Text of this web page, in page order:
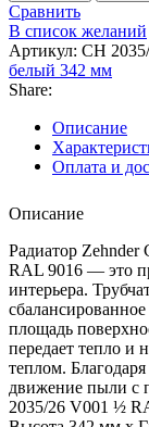
Сравнить
В список желаний
Артикул: CH
белый 342 мм
Share:
Описание
Оплата и
Описание
Радиатор Zehnder
RAL 9016 — это
интерьера.
площадь
передает тепло и
теплом.
движение пыли с
2035/26 V001 ½